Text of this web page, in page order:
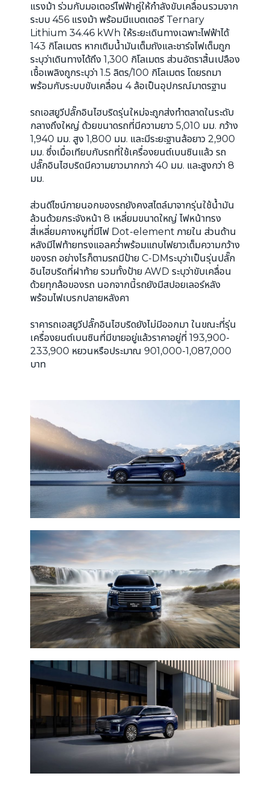
แรงม้า ร่วมกับมอเตอร์ไฟฟ้าคู่ให้กำลังขับเคลื่อนรวมจาก
ระบบ 456 แรงม้า พร้อมมีแบตเตอรี Ternary
Lithium 34.46 kWh ให้ระยะเดินทางเฉพาะไฟฟ้าได้
143 กิโลเมตร หากเติมน้ำมันเต็มถังและชาร์จไฟเต็มถูก
ระบุว่าเดินทางได้ถึง 1,300 กิโลเมตร ส่วนอัตราสิ้นเปลือง
เชื้อเพลิงถูกระบุว่า 1.5 ลิตร/100 กิโลเมตร โดยรถมา
พร้อมกับระบบขับเคลื่อน 4 ล้อเป็นอุปกรณ์มาตรฐาน
รถเอสยูวีปลั๊กอินไฮบริดรุ่นใหม่จะถูกส่งทำตลาดในระดับ
กลางถึงใหญ่ ด้วยขนาดรถที่มีความยาว 5,010 มม. กว้าง
1,940 มม. สูง 1,800 มม. และมีระยะฐานล้อยาว 2,900
มม. ซึ่งเมื่อเทียบกับรถที่ใช้เครื่องยนต์เบนซินแล้ว รถ
ปลั๊กอินไฮบริดมีความยาวมากกว่า 40 มม. และสูงกว่า 8
มม.
ส่วนดีไซน์ภายนอกของรถยังคงสไตล์มาจากรุ่นใช้น้ำมัน
ล้วนด้วยกระจังหน้า 8 เหลี่ยมขนาดใหญ่ ไฟหน้าทรง
สี่เหลี่ยมคางหมูที่มีไฟ Dot-element ภายใน ส่วนด้าน
หลังมีไฟท้ายทรงแอลคว่ำพร้อมแถบไฟยาวเต็มความกว้าง
ของรถ อย่างไรก็ตามรถมีป้าย C-DMระบุว่าเป็นรุ่นปลั๊ก
อินไฮบริดที่ฝาท้าย รวมทั้งป้าย AWD ระบุว่าขับเคลื่อน
ด้วยทุกล้อของรถ นอกจากนี้รถยังมีสปอยเลอร์หลัง
พร้อมไฟเบรกปลายหลังคา
ราคารถเอสยูวีปลั๊กอินไฮบริดยังไม่มีออกมา ในขณะที่รุ่น
เครื่องยนต์เบนซินที่มีขายอยู่แล้วราคาอยู่ที่ 193,900-
233,900 หยวนหรือประมาณ 901,000-1,087,000
บาท